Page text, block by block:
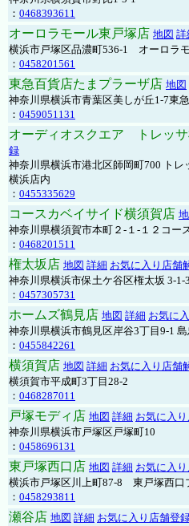
： 0468393611
オーロラモール東戸塚店 地図 詳
横浜市戸塚区品濃町536-1 オーロラ
： 0458201561
東急百貨店たまプラーザ店 地図
神奈川県横浜市青葉区美しが丘1-7東
： 0459051131
オーディオスクエア トレッ
録
神奈川県横浜市港北区師岡町700 ト
横浜店内
： 0455335629
コースカベイサイド横須賀店
神奈川県横須賀市本町２-１-１２コー
： 0468201511
権太坂店 地図 詳細 お気に入り店舗
神奈川県横浜市保土ケ谷区権太坂 3-1-3
： 0457305731
ホームズ鶴見店 地図 詳細 お気に
神奈川県横浜市鶴見区岸谷3丁目9-1
： 0455842261
横須賀店 地図 詳細 お気に入り店舗
横須賀市平成町3丁目28-2
： 0468287011
戸塚モディ店 地図 詳細 お気に入
神奈川県横浜市戸塚区戸塚町10
： 0458696131
東戸塚西口店 地図 詳細 お気に入
横浜市戸塚区川上町87-8 東戸塚西口
： 0458293811
瀬谷店 地図 詳細 お気に入り店舗登